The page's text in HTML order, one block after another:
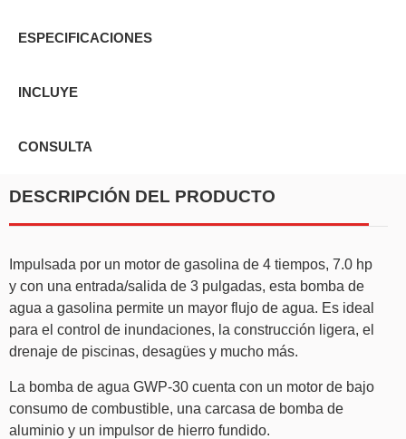
ESPECIFICACIONES
INCLUYE
CONSULTA
DESCRIPCIÓN DEL PRODUCTO
Impulsada por un motor de gasolina de 4 tiempos, 7.0 hp
y con una entrada/salida de 3 pulgadas, esta bomba de
agua a gasolina permite un mayor flujo de agua. Es ideal
para el control de inundaciones, la construcción ligera, el
drenaje de piscinas, desagües y mucho más.
La bomba de agua GWP-30 cuenta con un motor de bajo
consumo de combustible, una carcasa de bomba de
aluminio y un impulsor de hierro fundido.